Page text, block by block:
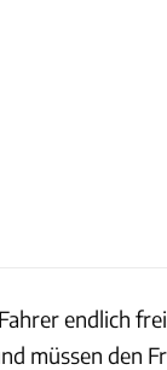
endlich
müssen den